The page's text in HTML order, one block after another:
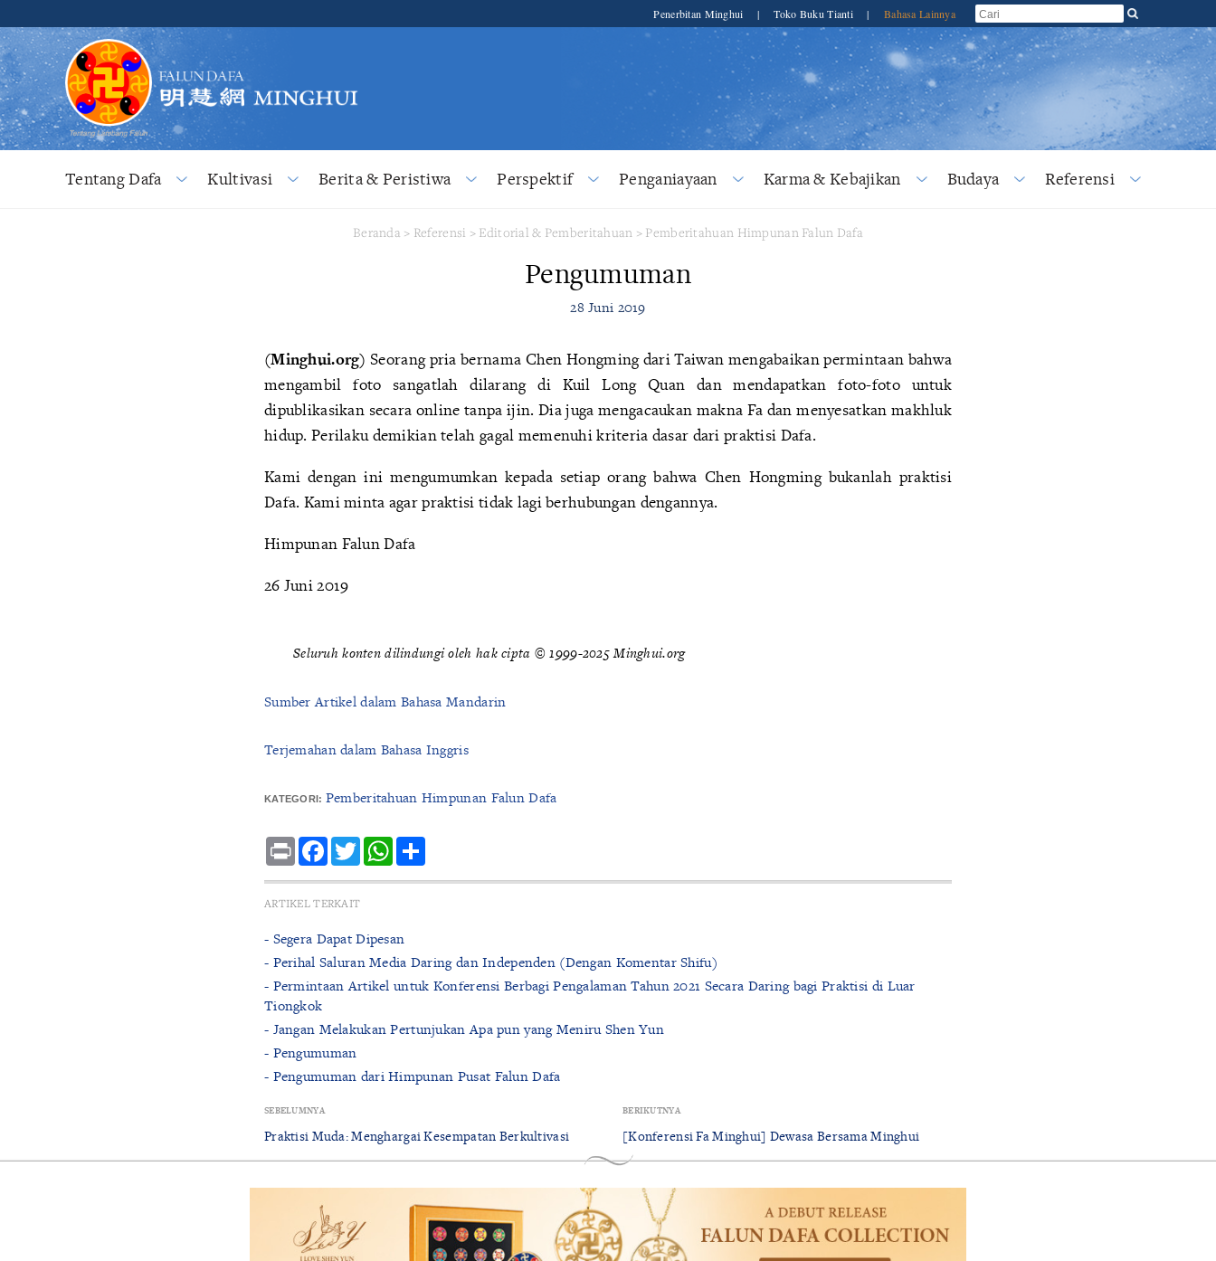
Penerbitan Minghui | Toko Buku Tianti | Bahasa Lainnya
Tentang Dafa Kultivasi Berita & Peristiwa Perspektif Penganiayaan Karma & Kebajikan Budaya Referensi
Beranda > Referensi > Editorial & Pemberitahuan > Pemberitahuan Himpunan Falun Dafa
Pengumuman
28 Juni 2019
(Minghui.org)Seorang pria bernama Chen Hongming dari Taiwan mengabaikan permintaan bahwa
mengambil foto sangatlah dilarang di Kuil Long Quan dan mendapatkan foto-foto untuk
dipublikasikan secara online tanpa ijin. Dia juga mengacaukan makna Fa dan menyesatkan makhluk
hidup. Perilaku demikian telah gagal memenuhi kriteria dasar dari praktisi Dafa.
Kami dengan ini mengumumkan kepada setiap orang bahwa Chen Hongming bukanlah praktisi
Dafa. Kami minta agar praktisi tidak lagi berhubungan dengannya.
Himpunan Falun Dafa
26 Juni 2019
Seluruh konten dilindungi oleh hak cipta © 1999-2025 Minghui.org
Sumber Artikel dalam Bahasa Mandarin
Terjemahan dalam Bahasa Inggris
KATEGORI: Pemberitahuan Himpunan Falun Dafa
Print Facebook
TwitterWhatsApp
ARTIKEL TERKAIT
- Segera Dapat Dipesan
- Perihal Saluran Media Daring dan Independen (Dengan Komentar Shifu)
- Permintaan Artikel untuk Konferensi Berbagi Pengalaman Tahun 2021 Secara Daring bagi Praktisi di Luar
Tiongkok
- Jangan Melakukan Pertunjukan Apa pun yang Meniru Shen Yun
- Pengumuman
- Pengumuman dari Himpunan Pusat Falun Dafa
SEBELUMNYA
Praktisi Muda: Menghargai Kesempatan Berkultivasi
BERIKUTNYA
[Konferensi Fa Minghui] Dewasa Bersama Minghui